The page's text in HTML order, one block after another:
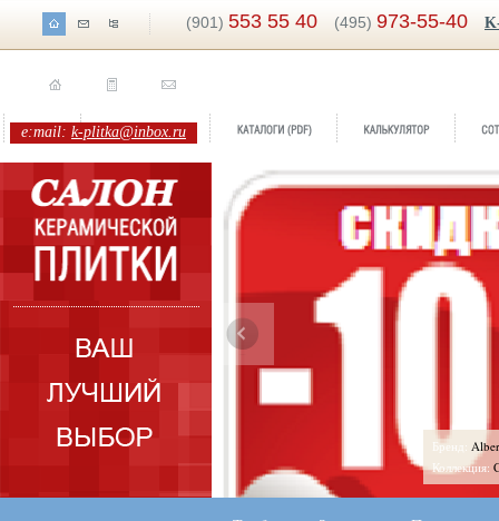
(901) 553 55 40 (495) 973-55-40
e:mail: k-plitka@inbox.ru
Бренд:
Коллекция: